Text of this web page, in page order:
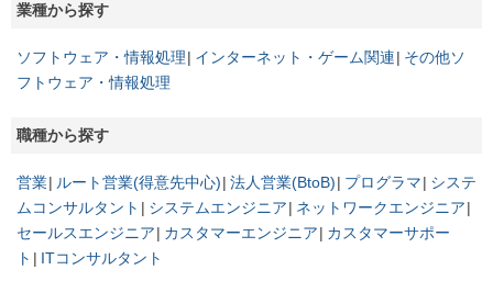
業種から探す
ソフトウェア・情報処理 インターネット・ゲーム関連
その他ソ
フトウェア・情報処理
職種から探す
営業 ルート営業(得意先中心) 法人営業(BtoB) プログラマ
システ
ムコンサルタント
システムエンジニア
ネットワークエンジニア
セールスエンジニア
カスタマーエンジニア
カスタマーサポー
ト
ITコンサルタント